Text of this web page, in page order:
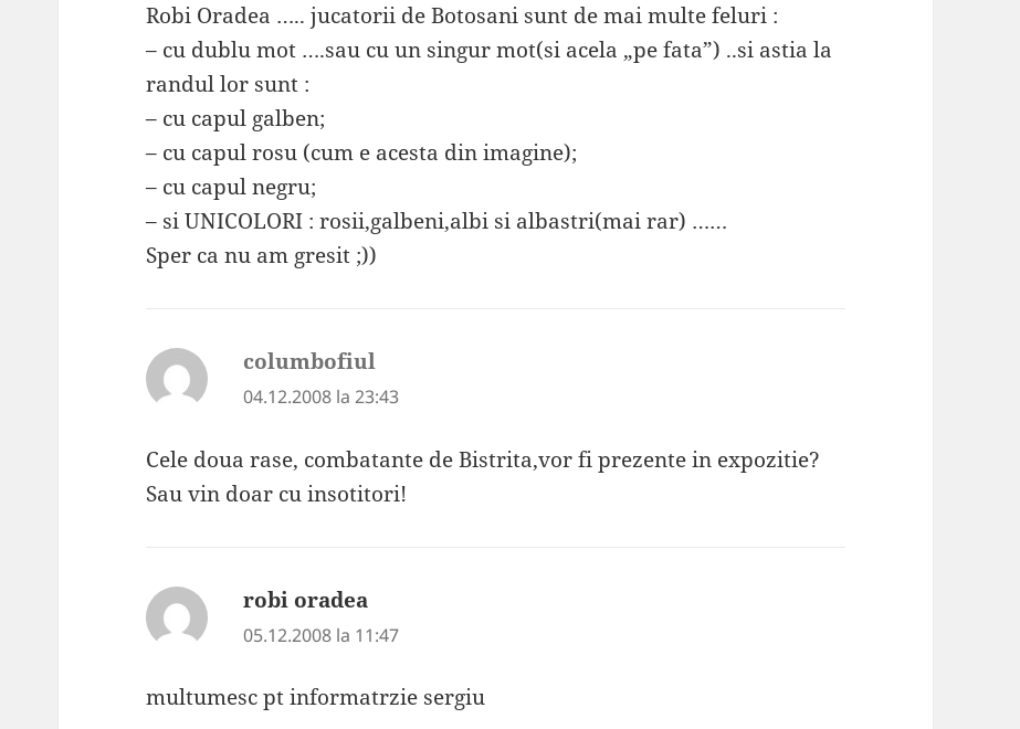
Robi Oradea ….. jucatorii de Botosani sunt de mai multe feluri :
– cu dublu mot ….sau cu un singur mot(si acela „pe fata”) ..si astia la
randul lor sunt :
– cu capul galben;
– cu capul rosu (cum e acesta din imagine);
– cu capul negru;
– si UNICOLORI : rosii,galbeni,albi si albastri(mai rar) ……
Sper ca nu am gresit ;))
columbofiul
04.12.2008 la 23:43
Cele doua rase, combatante de Bistrita,vor fi prezente in expozitie?
Sau vin doar cu insotitori!
robi oradea
05.12.2008 la 11:47
multumesc pt informatrzie sergiu